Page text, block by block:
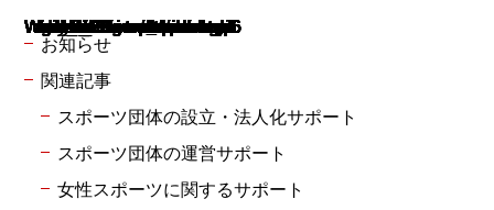
Warning: Undefined array key "use_desc_for_title" in/home/xs939301/rsugimoto.com/public_html/wp/wp-includes/class-walker-category.php116
Warning: Undefined array key "use_desc_for_title" in/home/xs939301/rsugimoto.com/public_html/wp/wp-includes/class-walker-category.php116
Warning: Undefined array key "use_desc_for_title" in/home/xs939301/rsugimoto.com/public_html/wp/wp-includes/class-walker-category.php116
Warning: Undefined array key "use_desc_for_title" in/home/xs939301/rsugimoto.com/public_html/wp/wp-includes/class-walker-category.php116
Warning: Undefined array key "use_desc_for_title" in/home/xs939301/rsugimoto.com/public_html/wp/wp-includes/class-walker-category.php116
Warning: Undefined array key "use_desc_for_title" in/home/xs939301/rsugimoto.com/public_html/wp/wp-includes/class-walker-category.php116
Warning: Undefined array key "use_desc_for_title" in/home/xs939301/rsugimoto.com/public_html/wp/wp-includes/class-walker-category.php116
Warning: Undefined array key "use_desc_for_title" in/home/xs939301/rsugimoto.com/public_html/wp/wp-includes/class-walker-category.php116
Warning: Undefined array key "use_desc_for_title" in/home/xs939301/rsugimoto.com/public_html/wp/wp-includes/class-walker-category.php116
お知らせ
関連記事
スポーツ団体の設立・法人化サポート
スポーツ団体の運営サポート
女性スポーツに関するサポート